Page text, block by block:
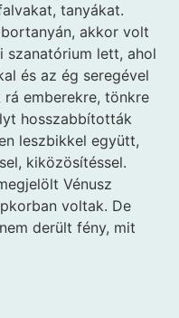
tanyákat.
akkor volt
szanatórium lett, ahol
és az ég seregével
emberekre, tönkre
hosszabbították
leszbikkel együtt,
kiközösítéssel.
Vénusz
voltak. De
derült fény, mit